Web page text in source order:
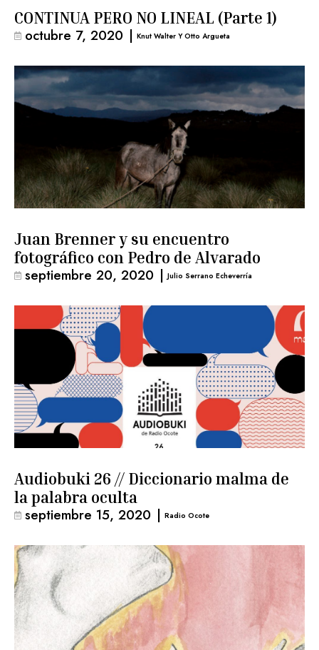
CONTINUA PERO NO LINEAL (Parte 1)
octubre 7, 2020 | Knut Walter Y Otto Argueta
Juan Brenner y su encuentro
fotográfico con Pedro de Alvarado
septiembre 20, 2020 | Julio Serrano Echeverría
Audiobuki 26 // Diccionario malma de
la palabra oculta
septiembre 15, 2020 | Radio Ocote